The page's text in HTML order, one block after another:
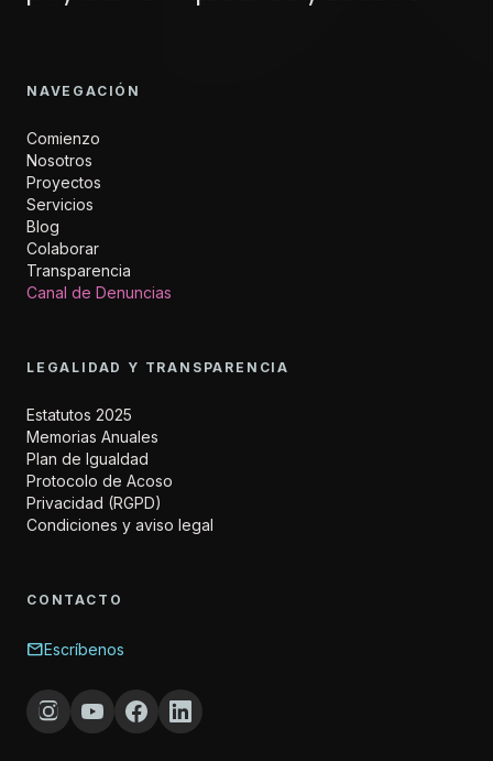
NAVEGACIÓN
Comienzo
Nosotros
Proyectos
Servicios
Blog
Colaborar
Transparencia
Canal de Denuncias
LEGALIDAD Y TRANSPARENCIA
Estatutos 2025
Memorias Anuales
Plan de Igualdad
Protocolo de Acoso
Privacidad (RGPD)
Condiciones y aviso legal
CONTACTO
mailEscríbenos